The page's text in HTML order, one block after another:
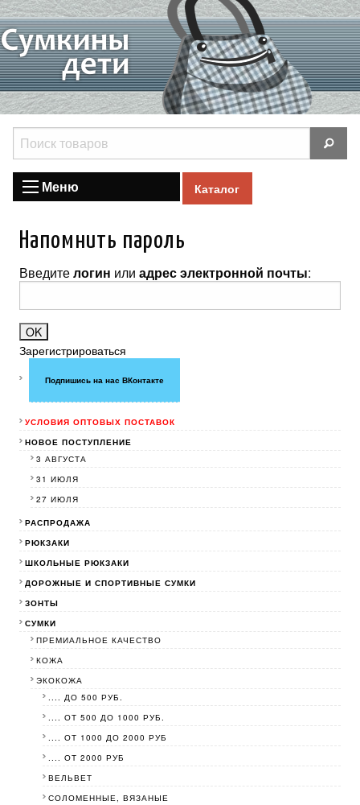
Меню Каталог
Напомнить пароль
Введителогин или адрес электронной почты:
Зарегистрироваться
Подпишись на нас ВКонтакте
УСЛОВИЯ ОПТОВЫХ ПОСТАВОК
НОВОЕ ПОСТУПЛЕНИЕ
3 АВГУСТА
31 ИЮЛЯ
27 ИЮЛЯ
РАСПРОДАЖА
РЮКЗАКИ
ШКОЛЬНЫЕ РЮКЗАКИ
ДОРОЖНЫЕ И СПОРТИВНЫЕ СУМКИ
ЗОНТЫ
СУМКИ
ПРЕМИАЛЬНОЕ КАЧЕСТВО
КОЖА
ЭКОКОЖА
.... ДО 500 РУБ.
.... ОТ 500 ДО 1000 РУБ.
.... ОТ 1000 ДО 2000 РУБ
.... ОТ 2000 РУБ
ВЕЛЬВЕТ
СОЛОМЕННЫЕ, ВЯЗАНЫЕ